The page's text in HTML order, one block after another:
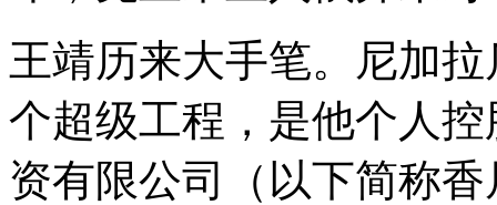
王靖历来大手笔。尼加
个超级工程，是他个人
资有限公司（以下简称